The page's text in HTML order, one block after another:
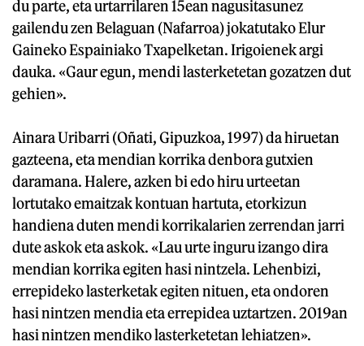
du parte, eta urtarrilaren 15ean nagusitasunez
gailendu zen Belaguan (Nafarroa) jokatutako Elur
Gaineko Espainiako Txapelketan. Irigoienek argi
dauka. «Gaur egun, mendi lasterketetan gozatzen dut
gehien».
Ainara Uribarri (Oñati, Gipuzkoa, 1997) da hiruetan
gazteena, eta mendian korrika denbora gutxien
daramana. Halere, azken bi edo hiru urteetan
lortutako emaitzak kontuan hartuta, etorkizun
handiena duten mendi korrikalarien zerrendan jarri
dute askok eta askok. «Lau urte inguru izango dira
mendian korrika egiten hasi nintzela. Lehenbizi,
errepideko lasterketak egiten nituen, eta ondoren
hasi nintzen mendia eta errepidea uztartzen. 2019an
hasi nintzen mendiko lasterketetan lehiatzen».